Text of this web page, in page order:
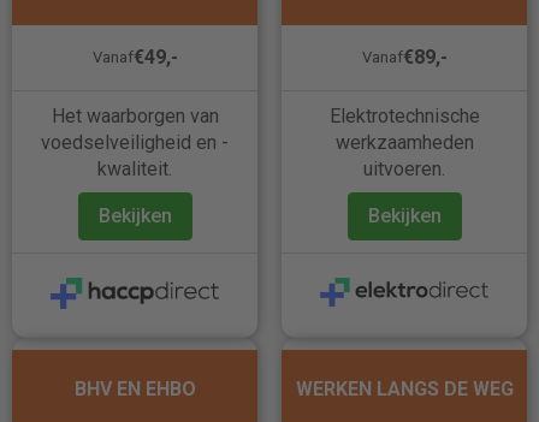
Vanaf€49,-
Het waarborgen van
voedselveiligheid en -
kwaliteit.
Bekijken
Vanaf€89,-
Elektrotechnische
werkzaamheden
uitvoeren.
Bekijken
BHV EN EHBO WERKEN LANGS DE WEG